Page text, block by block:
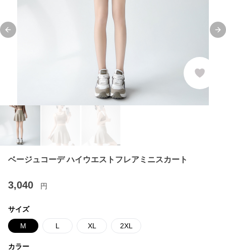
Previous slide
ベージュコーデ ハイウエストフレアミニスカート
3,040 円
サイズ
M L XL 2XL
カラー